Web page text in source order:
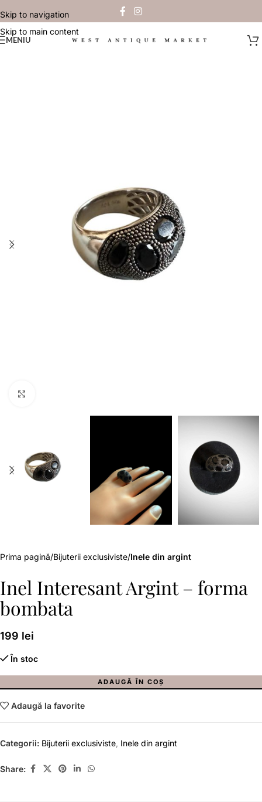
Skip to navigation
Skip to main content
MENIU
Prima pagină Bijuterii exclusiviste Inele din argint
Inel Interesant Argint – forma
bombata
199 lei
În stoc
ADAUGĂ ÎN COȘ
Adaugă la favorite
Categorii: Bijuterii exclusiviste Inele din argint
Share: